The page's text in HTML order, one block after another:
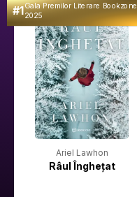
#1Gala Premilor Literare Bookzone
2025
Ariel Lawhon
Râul Înghețat